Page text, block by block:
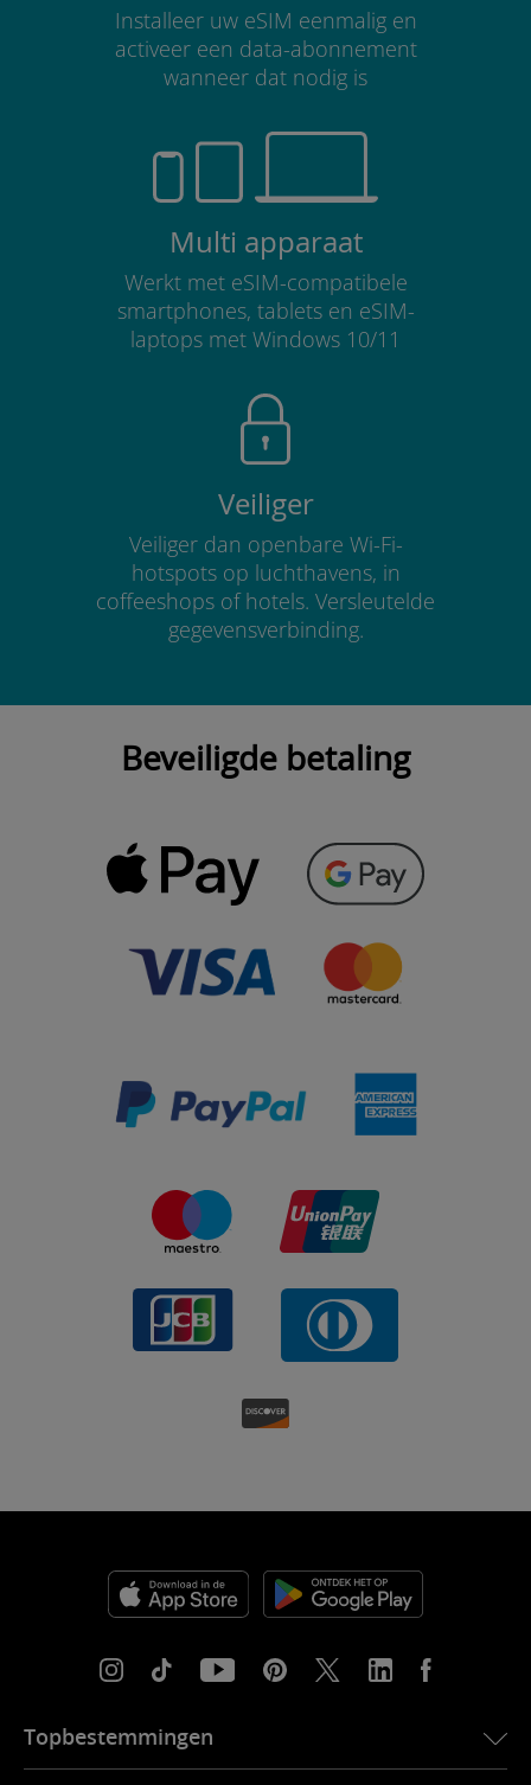
Installeer uw eSIM eenmalig en
activeer een data-abonnement
wanneer dat nodig is
Multi apparaat
Werkt met eSIM-compatibele
smartphones, tablets en eSIM-
laptops met Windows 10/11
Veiliger
Veiliger dan openbare Wi-Fi-
hotspots op luchthavens, in
coffeeshops of hotels. Versleutelde
gegevensverbinding.
Beveiligde betaling
Topbestemmingen